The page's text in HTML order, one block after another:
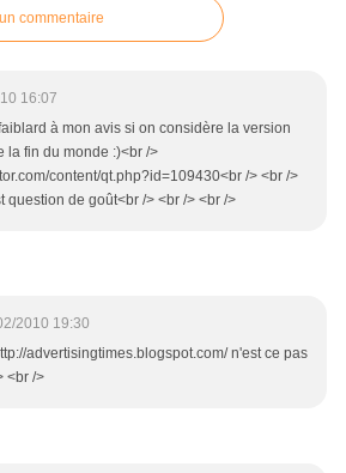
commentaire
16:07
à mon avis si on considère la version
la fin du monde :)<br />
content/qt.php?id=109430<br /> <br />
question de goût<br /> <br /> <br />
2010 19:30
advertisingtimes.blogspot.com/ n'est ce pas
<br />